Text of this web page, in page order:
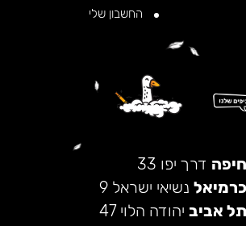
החשבון שלי
חיפה דרך יפו 33
כרמיאל נשיאי ישראל 9
תל אביב יהודה הלוי 47